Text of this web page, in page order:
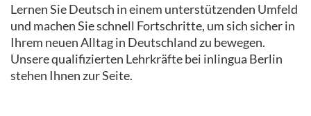
Lernen Sie Deutsch in einem unterstützenden Umfeld
und machen Sie schnell Fortschritte, um sich sicher in
Ihrem neuen Alltag in Deutschland zu bewegen.
Unsere qualifizierten Lehrkräfte bei inlingua Berlin
stehen Ihnen zur Seite.